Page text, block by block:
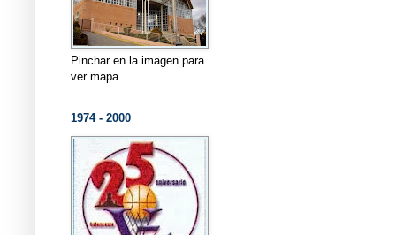
Pinchar en la imagen para
ver mapa
1974 - 2000